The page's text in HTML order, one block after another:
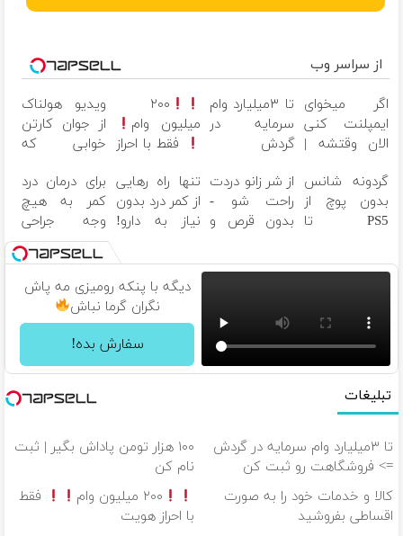
از سراسر وب
اگر میخوای
ایمپلنت کنی
الان وقتشه |
میلیون
تومان!!!
تا ۳میلیارد وام
سرمایه در
گردش
فروشگاهت رو
ثبت کن
۲۰۰
میلیون وام
فقط با احراز
ویدیو هولناک
از جوان کارتن
خوابی که
آموزش رایگان
گردونه شانس
بدون پوچ از
PS5 تا
بیت کوین
از شر زانو دردت
راحت شو -
بدون قرص و
تنها راه رهایی
از کمر درد بدون
نیاز به دارو!
برای درمان درد
کمر به هیچ
وجه جراحی
نکنید! ◀
پرسش‌نامه رو
پر کن ▶
دیگه با پنکه رومیزی مه پاش
نگران گرما نباش
سفارش بده!
تبلیغات
تا ۳میلیارد وام سرمایه در گردش
=> فروشگاهت رو ثبت کن
۱۰۰ هزار تومن پاداش بگیر | ثبت
نام کن
کالا و خدمات خود را به صورت
اقساطی بفروشید
۲۰۰ میلیون وام
فقط
با احراز هویت